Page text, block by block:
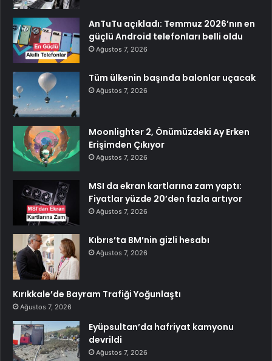
AnTuTu açıkladı: Temmuz 2026’nın en
güçlü Android telefonları belli oldu
Ağustos 7, 2026
Tüm ülkenin başında balonlar uçacak
Ağustos 7, 2026
Moonlighter 2, Önümüzdeki Ay Erken
Erişimden Çıkıyor
Ağustos 7, 2026
MSI da ekran kartlarına zam yaptı:
Fiyatlar yüzde 20’den fazla artıyor
Ağustos 7, 2026
Kıbrıs’ta BM’nin gizli hesabı
Ağustos 7, 2026
Kırıkkale’de Bayram Trafiği Yoğunlaştı
Ağustos 7, 2026
Eyüpsultan’da hafriyat kamyonu
devrildi
Ağustos 7, 2026